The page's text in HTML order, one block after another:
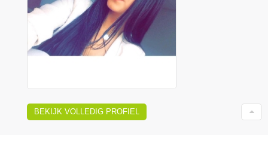
BEKIJK VOLLEDIG PROFIEL